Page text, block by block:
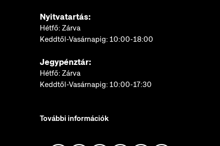
Nyitvatartás:
Hétfő: Zárva
Keddtől-Vasárnapig: 10:00-18:00
Jegypénztár:
Hétfő: Zárva
Keddtől-Vasárnapig: 10:00-17:30
További információk